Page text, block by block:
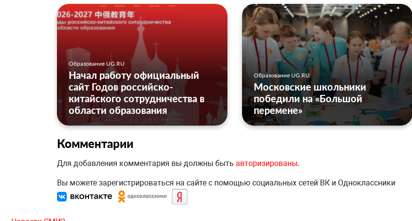
Образование UG.RU
Начал работу официальный
сайт Годов российско-
китайского сотрудничества в
области образования
Образование UG.RU
Московские школьники
победили на «Большой
перемене»
Комментарии
Для добавления комментария вы должны быть авторизированы.
Вы можете зарегистрироваться на сайте с помощью социальных сетей ВК и Одноклассники